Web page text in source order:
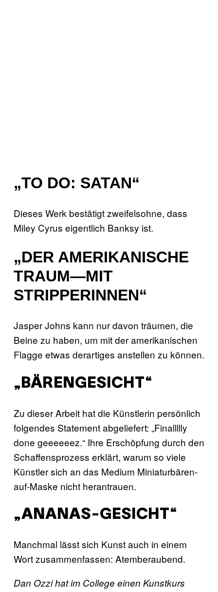
„TO DO: SATAN“
Dieses Werk bestätigt zweifelsohne, dass
Miley Cyrus eigentlich Banksy ist.
„DER AMERIKANISCHE
TRAUM—MIT
STRIPPERINNEN“
Jasper Johns kann nur davon träumen, die
Beine zu haben, um mit der amerikanischen
Flagge etwas derartiges anstellen zu können.
„BÄRENGESICHT“
Zu dieser Arbeit hat die Künstlerin persönlich
folgendes Statement abgeliefert: „Finallllly
done geeeeeez.“ Ihre Erschöpfung durch den
Schaffensprozess erklärt, warum so viele
Künstler sich an das Medium Miniaturbären-
auf-Maske nicht herantrauen.
„ANANAS-GESICHT“
Manchmal lässt sich Kunst auch in einem
Wort zusammenfassen: Atemberaubend.
Dan Ozzi hat im College einen Kunstkurs